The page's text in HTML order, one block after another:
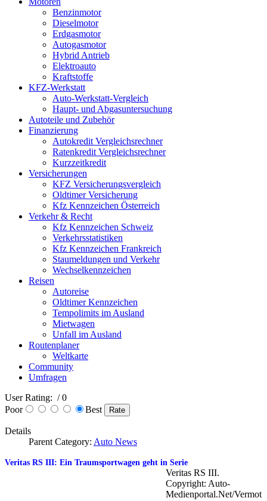
Benzinmotor
Dieselmotor
Erdgasmotor
Autogasmotor
Hybrid Antrieb
Elektroauto
Kraftstoffe
KFZ-Werkstatt
Auto-Werkstatt-Vergleich
Haupt- und Abgasuntersuchung
Autoteile und Zubehör
Finanzierung
Autokredit Vergleichsrechner
Ratenkredit Vergleichsrechner
Kurzzeitkredit
Versicherungen
KFZ Versicherungsvergleich
Oldtimer Versicherung
Kfz Kennzeichen Österreich
Verkehr & Recht
Kfz Kennzeichen Schweiz
Verkehrsstatistiken
Kfz Kennzeichen Frankreich
Staumeldungen und Verkehr
Wechselkennzeichen
Reisen
Autoreise
Oldtimer Kennzeichen
Tempolimits im Ausland
Mietwagen
Unfall im Ausland
Routenplaner
Weltkarte
Community
Umfragen
User Rating: / 0
Poor
Best
Details
Parent Category: Auto News
Veritas RS III: Ein Traumsportwagen geht in Serie
Veritas RS III.
Copyright: Auto-
Medienportal.Net/Vermot